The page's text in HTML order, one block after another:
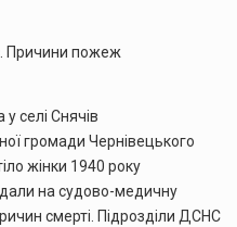
Причини пожеж
селі Снячів
громади Чернівецького
жінки 1940 року
на судово-медичну
смерті. Підрозділи ДСНС